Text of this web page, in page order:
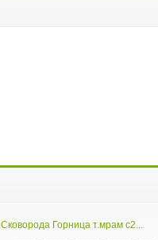
Сковорода Горница т.мрам с2...